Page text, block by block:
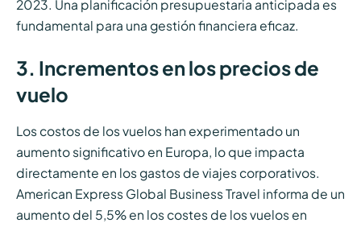
2023. Una planificación presupuestaria anticipada es
fundamental para una gestión financiera eficaz.
3. Incrementos en los precios de
vuelo
Los costos de los vuelos han experimentado un
aumento significativo en Europa, lo que impacta
directamente en los gastos de viajes corporativos.
American Express Global Business Travel informa de un
aumento del 5,5% en los costes de los vuelos en